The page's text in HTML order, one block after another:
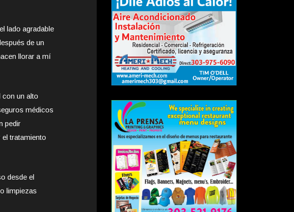
lado agradable
de un
llorar a mí
con un alto
médicos
pedir
tratamiento
desde el
limpiezas